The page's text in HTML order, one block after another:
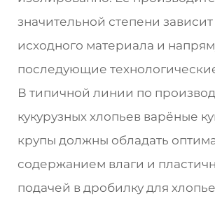
значительной степени зависит
исходного материала и
последующие
В типичной линии по
кукурузных хлопьев варёные
крупы должны обладать
содержанием влаги и
подачей в дробилку для